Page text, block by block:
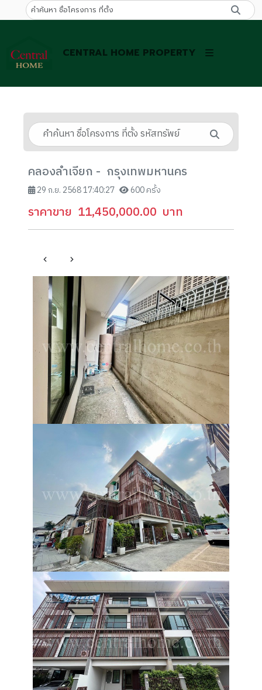
CENTRAL HOME PROPERTY
คลองลำเจียก - กรุงเทพมหานคร
29 ก.ย. 2568 17:40:27 600 ครั้ง
ราคาขาย 11,450,000.00 บาท